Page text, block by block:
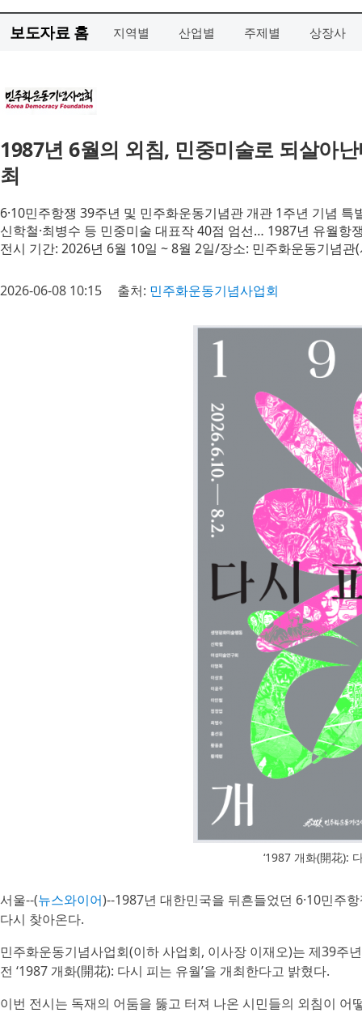
보도자료 홈 지역별 산업별 주제별 상장사
1987년 6월의 외침, 민중미술로 되살아
최
6·10민주항쟁 39주년 및 민주화운동기념관 개관 1주년 기념 특
신학철·최병수 등 민중미술 대표작 40점 엄선… 1987년 유월항
전시 기간: 2026년 6월 10일 ~ 8월 2일/장소: 민주화운동기념관
2026-06-08 10:15 출처: 민주화운동기념사업회
‘1987 개화(開花):
서울--(뉴스와이어)--1987년 대한민국을 뒤흔들었던 6·10민주
다시 찾아온다.
민주화운동기념사업회(이하 사업회, 이사장 이재오)는 제39주
전 ‘1987 개화(開花): 다시 피는 유월’을 개최한다고 밝혔다.
이번 전시는 독재의 어둠을 뚫고 터져 나온 시민들의 외침이 어